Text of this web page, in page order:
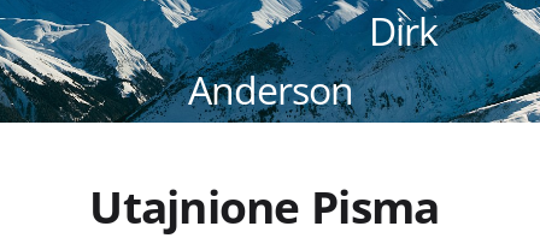
Dirk
Anderson
Utajnione Pisma